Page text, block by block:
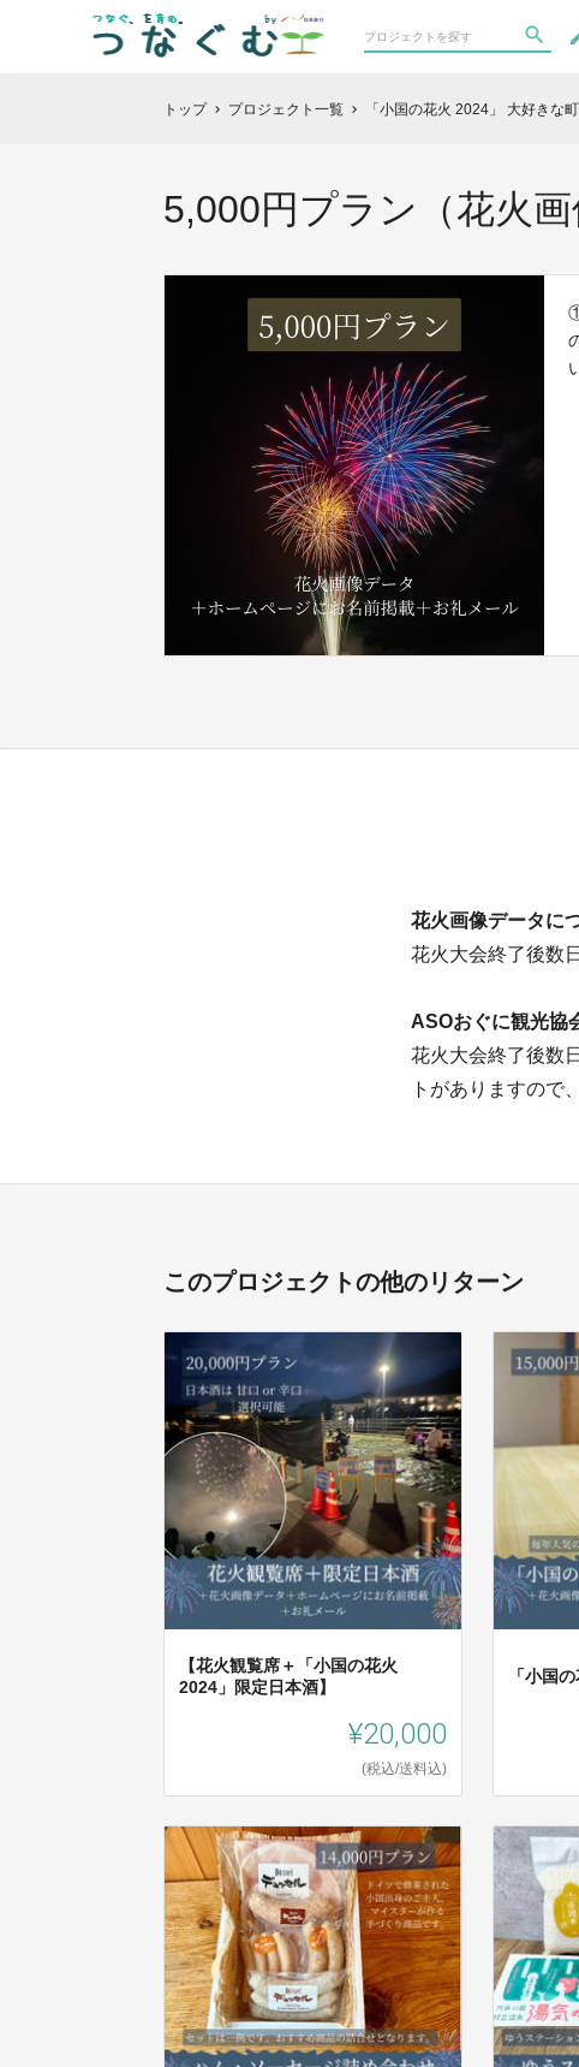
トップ chevron_right プロジェクト一覧 chevron_right 「小国の花火 2024」 大好きな
5,000円プラン（花火
花火画像データに
花火大会終了後数
ASOおぐに観光協
花火大会終了後数
トがありますので
このプロジェクトの他のリターン
【花火観覧席＋「小国の花火
2024」限定日本酒】
¥20,000
(税込/送料込)
「小国